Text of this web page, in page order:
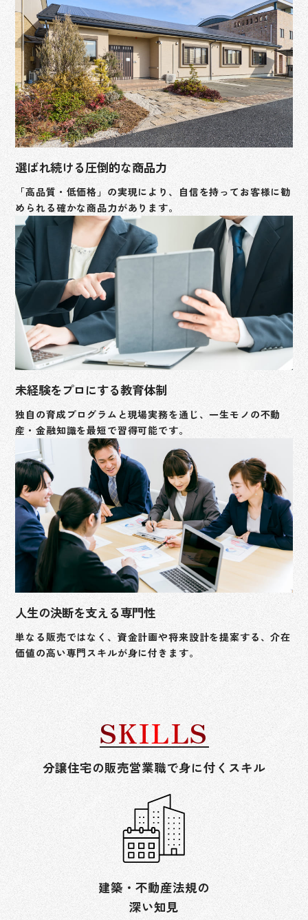
選ばれ続ける圧倒的な商品力
「高品質・低価格」の実現により、自信を持ってお客様に勧
められる確かな商品力があります。
未経験をプロにする教育体制
独自の育成プログラムと現場実務を通じ、一生モノの不動
産・金融知識を最短で習得可能です。
人生の決断を支える専門性
単なる販売ではなく、資金計画や将来設計を提案する、介在
価値の高い専門スキルが身に付きます。
SKILLS
分譲住宅の販売営業職で身に付くスキル
建築・不動産法規の
深い知見